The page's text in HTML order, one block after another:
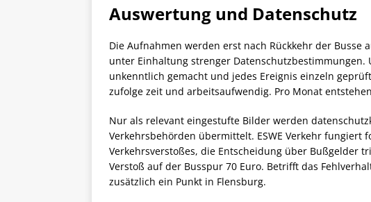
Auswertung und Datenschutz
Die Aufnahmen werden erst nach Rückkehr der
unter Einhaltung strenger
unkenntlich gemacht und jedes Ereignis einzeln
zufolge zeit und arbeitsaufwendig. Pro Monat
Nur als relevant eingestufte Bilder werden
Verkehrsbehörden übermittelt. ESWE Verkehr fungiert
Verkehrsverstoßes, die Entscheidung über Bußgelder
Verstoß auf der Busspur 70 Euro. Betrifft das
zusätzlich ein Punkt in Flensburg.